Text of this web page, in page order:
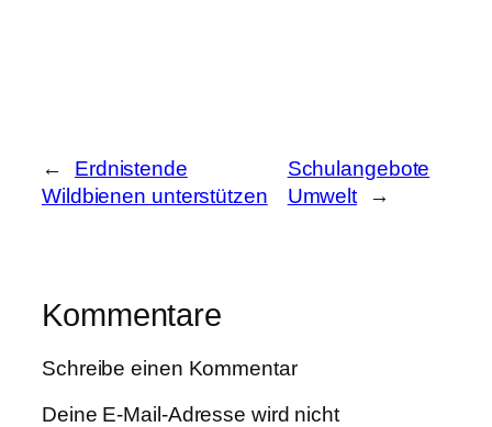
←
Erdnistende
Wildbienen unterstützen
Schulangebote
Umwelt
→
Kommentare
Schreibe einen Kommentar
Deine E-Mail-Adresse wird nicht